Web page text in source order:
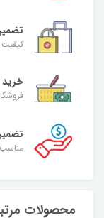
کیفیت
خرید
محصولات